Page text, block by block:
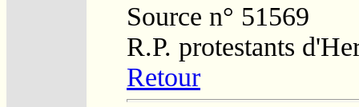
Source n° 51569
R.P. protestants
Retour